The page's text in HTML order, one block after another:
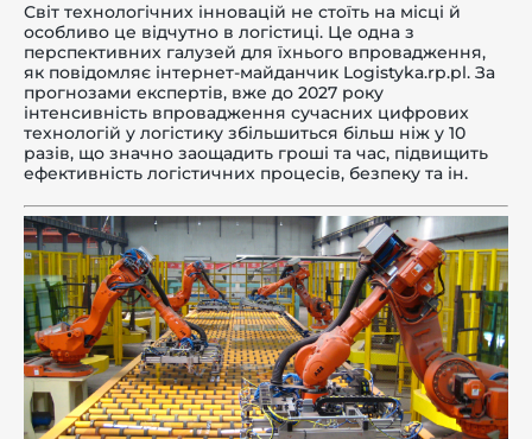
Світ технологічних інновацій не стоїть на місці й
особливо це відчутно в логістиці. Це одна з
перспективних галузей для їхнього впровадження,
як повідомляє інтернет-майданчик Logistyka.rp.pl. За
прогнозами експертів, вже до 2027 року
інтенсивність впровадження сучасних цифрових
технологій у логістику збільшиться більш ніж у 10
разів, що значно заощадить гроші та час, підвищить
ефективність логістичних процесів, безпеку та ін.
поверх